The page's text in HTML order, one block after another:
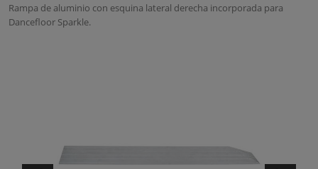
Rampa de aluminio con esquina lateral derecha incorporada para
Dancefloor Sparkle.